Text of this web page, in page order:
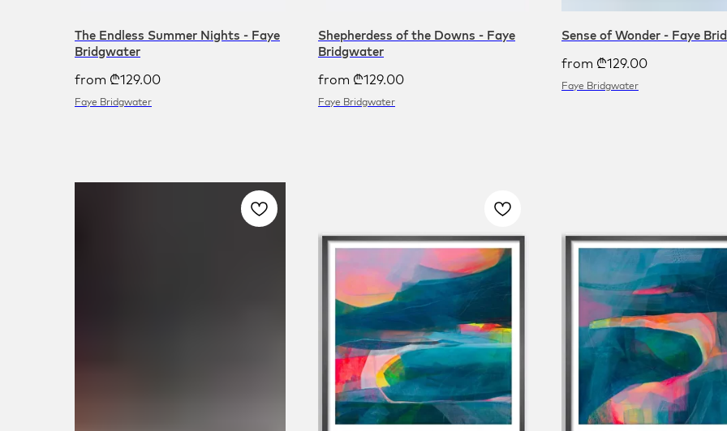
The Endless Summer Nights - Faye
Bridgwater
from ₾129.00
Faye Bridgwater
Shepherdess of the Downs - Faye
Bridgwater
from ₾129.00
Faye Bridgwater
Sense of Wonder - Faye
from ₾129.00
Faye Bridgwater